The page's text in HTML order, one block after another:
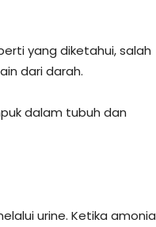
yang diketahui, salah
dari darah.
dalam tubuh dan
urine. Ketika amonia